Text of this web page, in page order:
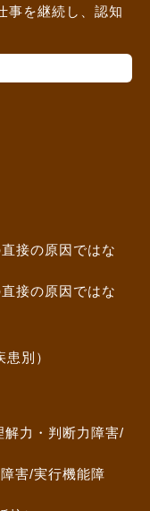
事を継続し、認知
接の原因ではな
接の原因ではな
別）
力・判断力障害/
害/実行機能障